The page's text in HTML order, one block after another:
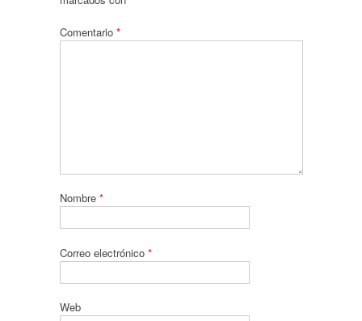
Comentario *
Nombre *
Correo electrónico *
Web